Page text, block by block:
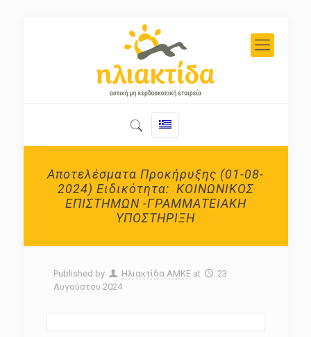
Αποτελέσματα Προκήρυξης (01-08-
2024) Ειδικότητα: ΚΟΙΝΩΝΙΚΟΣ
ΕΠΙΣΤΗΜΩΝ -ΓΡΑΜΜΑΤΕΙΑΚΗ
ΥΠΟΣΤΗΡΙΞΗ
Published by Ηλιακτίδα ΑΜΚΕ at
23
Αυγούστου 2024